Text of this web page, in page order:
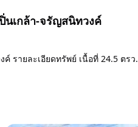
นเกล้า-จรัญสนิทวงค์
รายละเอียดทรัพย์ เนื้อที่ 24.5 ตรว.